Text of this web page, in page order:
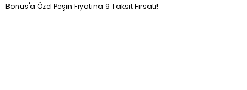
Bonus'a Özel Peşin Fiyatına 9 Taksit Fırsatı!